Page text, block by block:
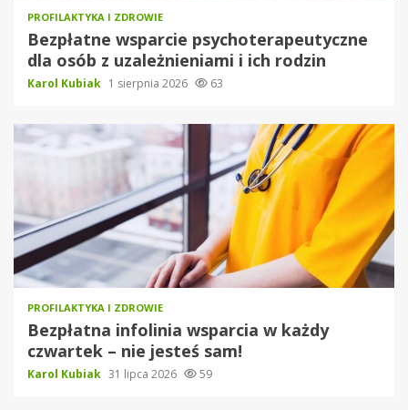
PROFILAKTYKA I ZDROWIE
Bezpłatne wsparcie psychoterapeutyczne
dla osób z uzależnieniami i ich rodzin
Karol Kubiak 1 sierpnia 2026 63
PROFILAKTYKA I ZDROWIE
Bezpłatna infolinia wsparcia w każdy
czwartek – nie jesteś sam!
Karol Kubiak 31 lipca 2026 59